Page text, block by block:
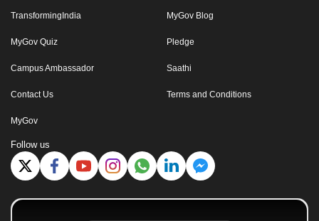
TransformingIndia MyGov Blog
MyGov Quiz Pledge
Campus Ambassador Saathi
Contact Us Terms and Conditions
MyGov
Follow us